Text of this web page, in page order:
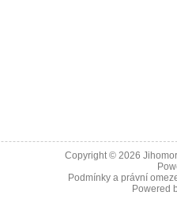
Copyright © 2026
Podmínky a právní
Powered